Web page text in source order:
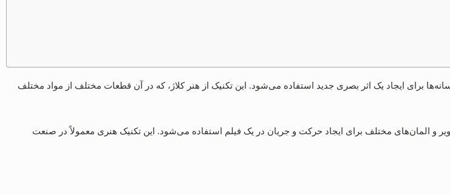
برای ایجاد یک اثر بصری جدید استفاده می‌شود. این تکنیک از هنر کلاژ، که در آن قطعات مختلف از مواد مختلف
و المان‌های مختلف برای ایجاد حرکت و جریان در یک فیلم استفاده می‌شود. این تکنیک هنری معمولاً در صنعت